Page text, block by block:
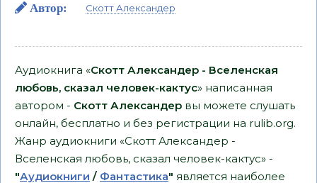
Автор: Скотт Александер
Аудиокнига «Скотт Александер - Вселенская
любовь, сказал человек-кактус» написанная
автором - Скотт Александер вы можете слушать
онлайн, бесплатно и без регистрации на rulib.org.
Жанр аудиокниги «Скотт Александер -
Вселенская любовь, сказал человек-кактус» -
"Аудиокниги / Фантастика" является наиболее